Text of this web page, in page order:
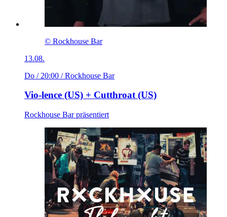
© Rockhouse Bar
13.08.
Do / 20:00 / Rockhouse Bar
Vio-lence (US) + Cutthroat (US)
Rockhouse Bar präsentiert